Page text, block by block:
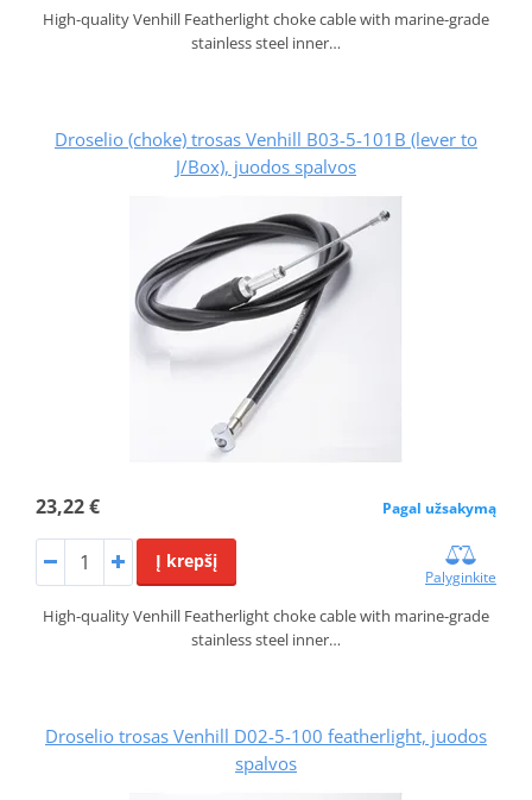
High-quality Venhill Featherlight choke cable with marine-grade
stainless steel inner…
Droselio (choke) trosas Venhill B03-5-101B (lever to
J/Box), juodos spalvos
23,22 € Pagal užsakymą
Į krepšį
Palyginkite
High-quality Venhill Featherlight choke cable with marine-grade
stainless steel inner…
Droselio trosas Venhill D02-5-100 featherlight, juodos
spalvos